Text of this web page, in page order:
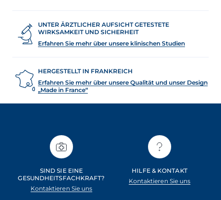
UNTER ÄRZTLICHER AUFSICHT GETESTETE
WIRKSAMKEIT UND SICHERHEIT
Erfahren Sie mehr über unsere klinischen Studien
HERGESTELLT IN FRANKREICH
Erfahren Sie mehr über unsere Qualität und unser Design
„Made in France“
SIND SIE EINE
GESUNDHEITSFACHKRAFT?
Kontaktieren Sie uns
HILFE & KONTAKT
Kontaktieren Sie uns